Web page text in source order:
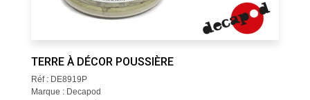
TERRE À DÉCOR POUSSIÈRE
Réf : DE8919P
Marque : Decapod